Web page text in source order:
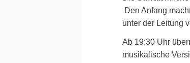
Den Anfang
unter der Leitung
Ab 19:30 Uhr
musikalische